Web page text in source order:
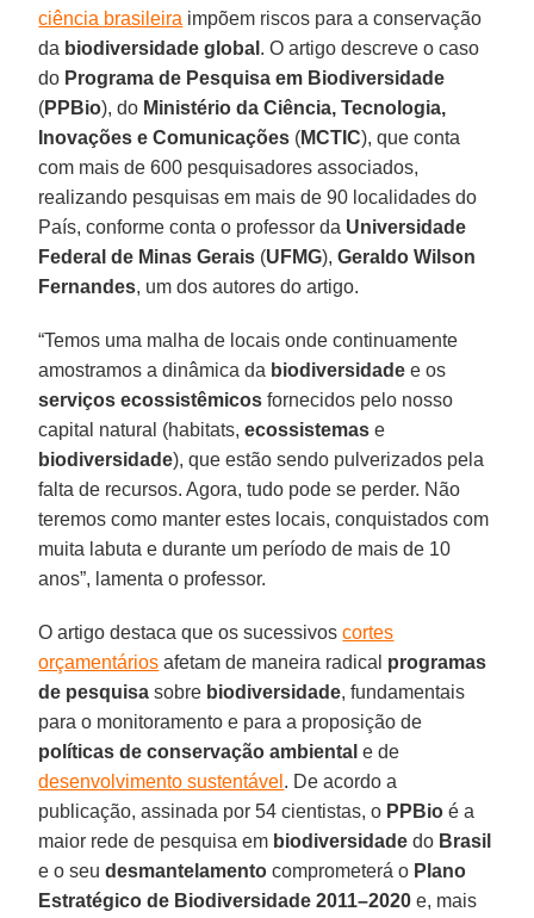
ciência brasileira impõem riscos para a conservação
da biodiversidade global . O artigo descreve o caso
do Programa de Pesquisa em Biodiversidade
(PPBio), do Ministério da Ciência, Tecnologia,
Inovações e Comunicações (MCTIC), que conta
com mais de 600 pesquisadores associados,
realizando pesquisas em mais de 90 localidades do
País, conforme conta o professor da Universidade
Federal de Minas Gerais (UFMG),Geraldo Wilson
Fernandes, um dos autores do artigo.
“Temos uma malha de locais onde continuamente
amostramos a dinâmica da biodiversidade e os
serviços ecossistêmicos fornecidos pelo nosso
capital natural (habitats,ecossistemas e
biodiversidade), que estão sendo pulverizados pela
falta de recursos. Agora, tudo pode se perder. Não
teremos como manter estes locais, conquistados com
muita labuta e durante um período de mais de 10
anos”, lamenta o professor.
O artigo destaca que os sucessivoscortes
orçamentários afetam de maneira radical programas
de pesquisa sobre biodiversidade, fundamentais
para o monitoramento e para a proposição de
políticas de conservação ambiental e de
desenvolvimento sustentável . De acordo a
publicação, assinada por 54 cientistas, o PPBio é a
maior rede de pesquisa em biodiversidade do Brasil
e o seudesmantelamento comprometerá o Plano
Estratégico de Biodiversidade 2011–2020 e, mais